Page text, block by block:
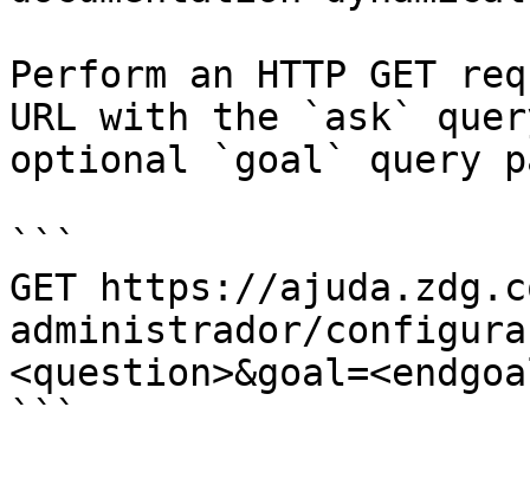
Perform an HTTP GET
URL with the `ask`
optional `goal` query
```
GET https://
administrador/
```